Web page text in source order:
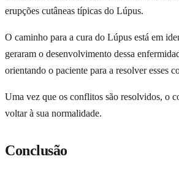
erupções cutâneas típicas do Lúpus.
O caminho para a cura do Lúpus está em
geraram o desenvolvimento dessa
orientando o paciente para a resolver esses
Uma vez que os conflitos são resolvidos, o
voltar à sua normalidade.
Conclusão
OGuia da Medicina Sagradaem
enxaqueca, endometriose, diabetes, rinite,